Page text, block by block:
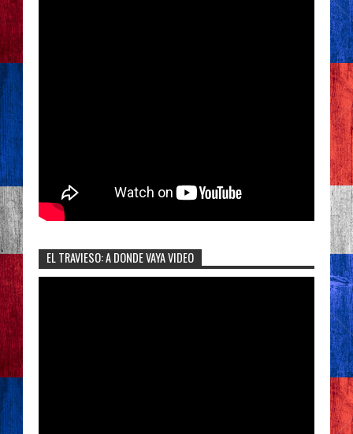
EL TRAVIESO: A DONDE VAYA VIDEO